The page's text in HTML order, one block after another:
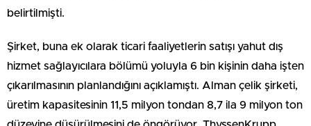
belirtilmişti.
Şirket, buna ek olarak ticari faaliyetlerin satışı yahut dış
hizmet sağlayıcılara bölümü yoluyla 6 bin kişinin daha işten
çıkarılmasının planlandığını açıklamıştı. Alman çelik şirketi,
üretim kapasitesinin 11,5 milyon tondan 8,7 ila 9 milyon ton